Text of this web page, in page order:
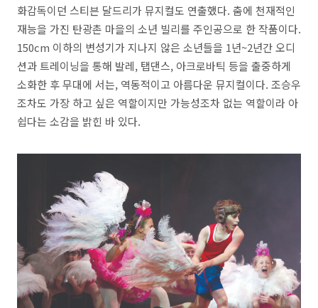
화감독이던 스티븐 달드리가 뮤지컬도 연출했다. 춤에 천재적인
재능을 가진 탄광촌 마을의 소년 빌리를 주인공으로 한 작품이다.
150cm 이하의 변성기가 지나지 않은 소년들을 1년~2년간 오디
션과 트레이닝을 통해 발레, 탭댄스, 아크로바틱 등을 출중하게
소화한 후 무대에 서는, 역동적이고 아름다운 뮤지컬이다. 조승우
조차도 가장 하고 싶은 역할이지만 가능성조차 없는 역할이라 아
쉽다는 소감을 밝힌 바 있다.